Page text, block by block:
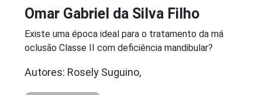
Omar Gabriel da Silva Filho
Existe uma época ideal para o tratamento da má
oclusão Classe II com deficiência mandibular?
Autores: Rosely Suguino,